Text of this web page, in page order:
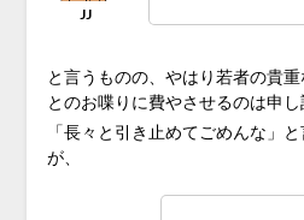
と言うものの、やはり若者の貴
とのお喋りに費やさせるのは申
「長々と引き止めてごめんな」
が、